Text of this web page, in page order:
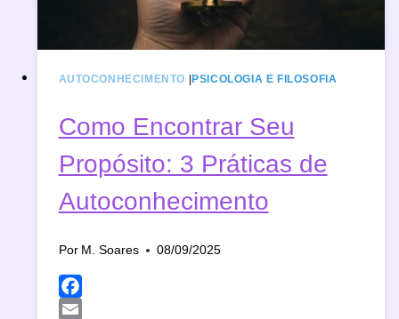
AUTOCONHECIMENTO PSICOLOGIA E FILOSOFIA
Como Encontrar Seu
Propósito: 3 Práticas de
Autoconhecimento
Por M. Soares 08/09/2025